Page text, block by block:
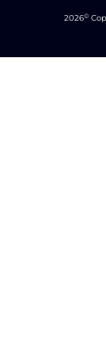
2026©